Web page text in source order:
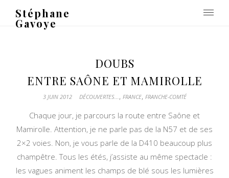
Stéphane
Gavoye
DOUBS
ENTRE SAÔNE ET MAMIROLLE
3 JUIN 2012 DÉCOUVERTES..., FRANCE, FRANCHE-COMTÉ
Chaque jour, je parcours la route entre Saône et
Mamirolle. Attention, je ne parle pas de la N57 et de ses
2×2 voies. Non, je vous parle de la D410 beaucoup plus
champêtre. Tous les étés, j’assiste au même spectacle :
les vagues animent les champs de blé sous les lumières